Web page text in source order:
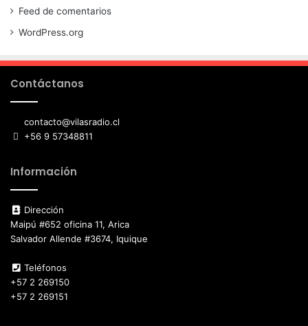
Feed de comentarios
WordPress.org
Contáctanos
contacto@vilasradio.cl
+56 9 57348811
Información
Dirección
Maipú #652 oficina 11, Arica
Salvador Allende #3674, Iquique
Teléfonos
+57 2 269150
+57 2 269151